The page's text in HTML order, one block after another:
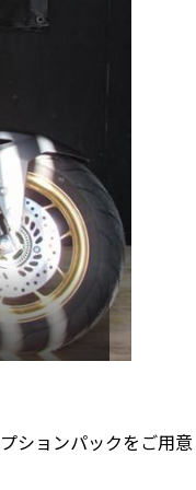
ョンパックをご用意